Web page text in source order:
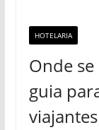
HOTELARIA
Onde
guia
viajantes